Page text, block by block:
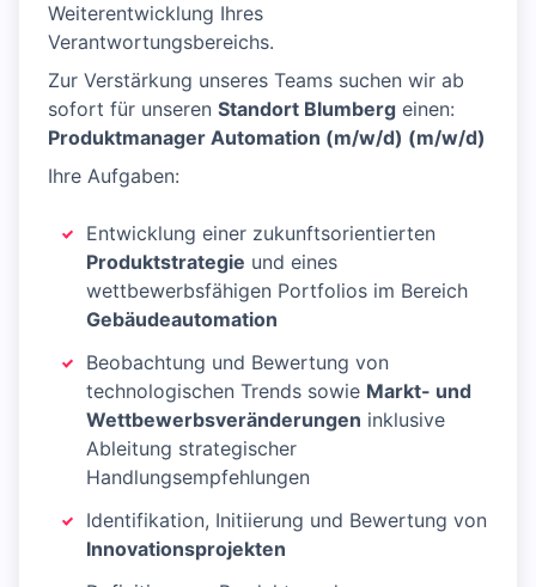
Weiterentwicklung Ihres
Verantwortungsbereichs.
Zur Verstärkung unseres Teams suchen wir ab
sofort für unseren Standort Blumberg einen:
Produktmanager Automation (m/w/d) (m/w/d)
Ihre Aufgaben:
Entwicklung einer zukunftsorientierten
Produktstrategie und eines
wettbewerbsfähigen Portfolios im Bereich
Gebäudeautomation
Beobachtung und Bewertung von
technologischen Trends sowie Markt- und
Wettbewerbsveränderungen inklusive
Ableitung strategischer
Handlungsempfehlungen
Identifikation, Initiierung und Bewertung von
Innovationsprojekten